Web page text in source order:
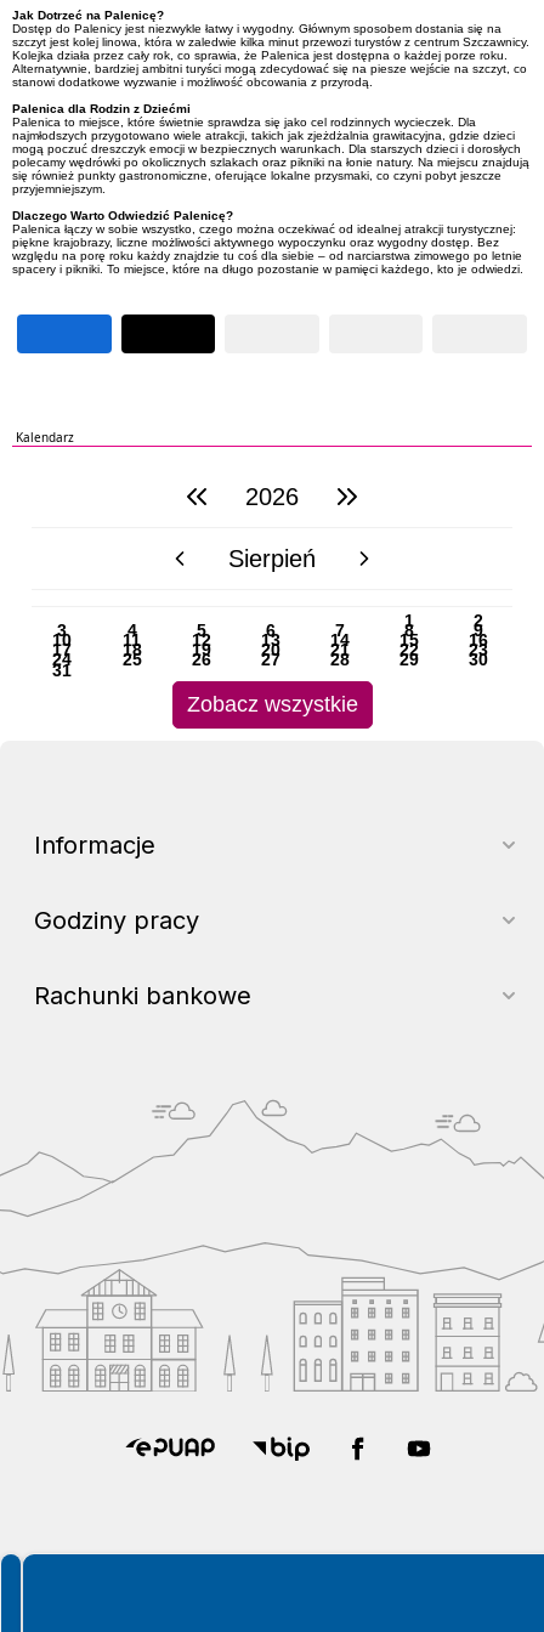
Jak Dotrzeć na Palenicę?
Dostęp do Palenicy jest niezwykle łatwy i wygodny. Głównym sposobem dostania się na
szczyt jest kolej linowa, która w zaledwie kilka minut przewozi turystów z centrum Szczawnicy.
Kolejka działa przez cały rok, co sprawia, że Palenica jest dostępna o każdej porze roku.
Alternatywnie, bardziej ambitni turyści mogą zdecydować się na piesze wejście na szczyt, co
stanowi dodatkowe wyzwanie i możliwość obcowania z przyrodą.
Palenica dla Rodzin z Dziećmi
Palenica to miejsce, które świetnie sprawdza się jako cel rodzinnych wycieczek. Dla
najmłodszych przygotowano wiele atrakcji, takich jak zjeżdżalnia grawitacyjna, gdzie dzieci
mogą poczuć dreszczyk emocji w bezpiecznych warunkach. Dla starszych dzieci i dorosłych
polecamy wędrówki po okolicznych szlakach oraz pikniki na łonie natury. Na miejscu znajdują
się również punkty gastronomiczne, oferujące lokalne przysmaki, co czyni pobyt jeszcze
przyjemniejszym.
Dlaczego Warto Odwiedzić Palenicę?
Palenica łączy w sobie wszystko, czego można oczekiwać od idealnej atrakcji turystycznej:
piękne krajobrazy, liczne możliwości aktywnego wypoczynku oraz wygodny dostęp. Bez
względu na porę roku każdy znajdzie tu coś dla siebie – od narciarstwa zimowego po letnie
spacery i pikniki. To miejsce, które na długo pozostanie w pamięci każdego, kto je odwiedzi.
Kalendarz
poprzedni rok2026 następny rok
poprzedni miesiącSierpień następny miesiąc
1 2
3 4 5 6 7 8 9
10 11 12 13 14 15 16
17 18 19 20 21 22 23
24 25 26 27 28 29 30
31
Zobacz wszystkie
Informacje
Godziny pracy
Rachunki bankowe
Spełniamy standardy WCAG 2.2
Spełniamy standardy W3C